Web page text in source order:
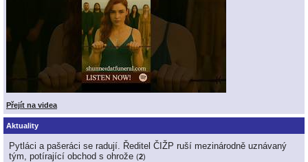
Přejít na videa
Aktuality
Pytláci a pašeráci se radují. Ředitel ČIŽP ruší mezinárodně uznávaný
tým, potírající obchod s ohrože (2)